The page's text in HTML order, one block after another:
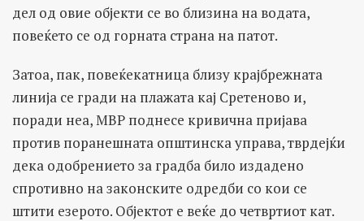
дел од овие објекти се во близина на водата,
повеќето се од горната страна на патот.
Затоа, пак, повеќекатница близу крајбрежната
линија се гради на плажата кај Сретеново и,
поради неа, МВР поднесе кривична пријава
против поранешната општинска управа, тврдејќи
дека одобрението за градба било издадено
спротивно на законските одредби со кои се
штити езерото. Објектот е веќе до четвртиот кат.